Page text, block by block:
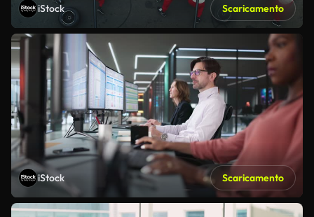
iStock Scaricamento
iStock Scaricamento